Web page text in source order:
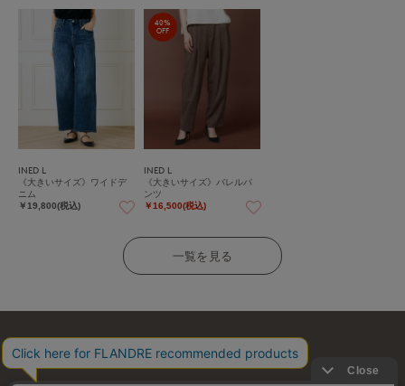
INED L
《大きいサイズ》ワイドデ
ニム
￥19,800(税込)
40%
OFF
INED L
《大きいサイズ》バレルパ
ンツ
￥16,500(税込)
一覧を見る